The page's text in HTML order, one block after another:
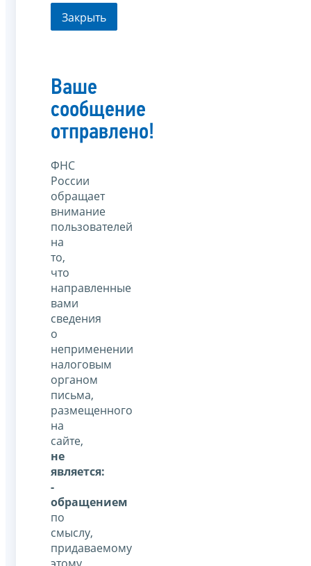
Закрыть
Ваше
сообщение
отправлено!
ФНС
России
обращает
внимание
пользователей
на
то,
что
направленные
вами
сведения
о
неприменении
налоговым
органом
письма,
размещенного
на
сайте,
не
является:
-
обращением
по
смыслу,
придаваемому
этому